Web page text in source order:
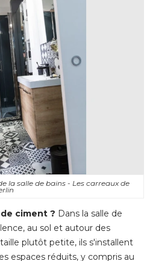
la salle de bains - Les carreaux de
ciment ? Dans la salle de
au sol et autour des
plutôt petite, ils s'installent
espaces réduits, y compris au